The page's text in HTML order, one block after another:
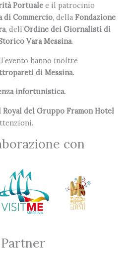
Portuale e il patrocinio
di Commercio, della Fondazione
, dell’Ordine dei Giornalisti di
Vara Messina.
hanno inoltre
di Messina.
infortunistica.
Royal del Gruppo Framon Hotel
con
Partner